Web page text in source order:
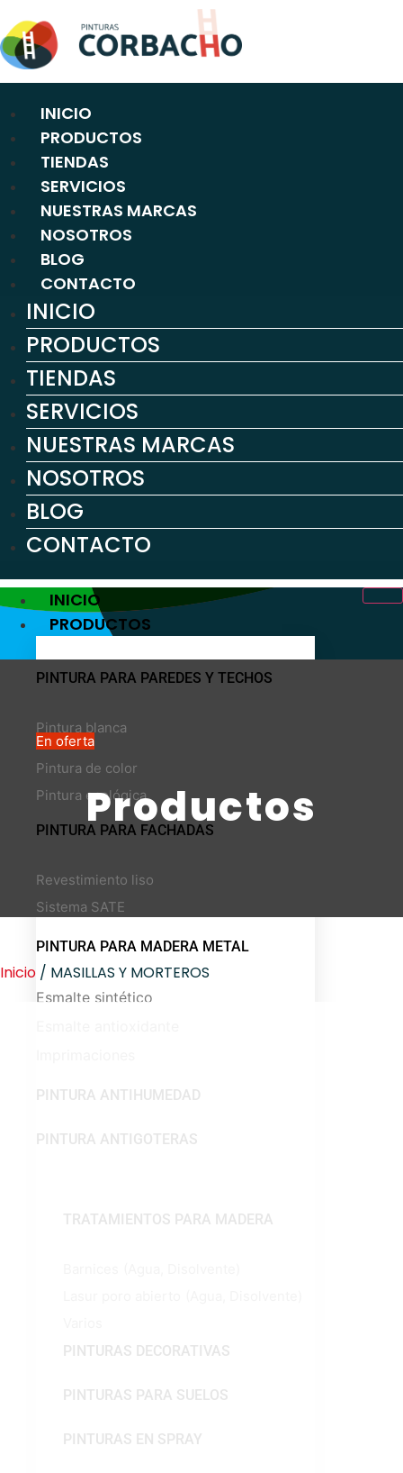
al
contenido
INICIO
PRODUCTOS
TIENDAS
SERVICIOS
NUESTRAS MARCAS
NOSOTROS
BLOG
CONTACTO
INICIO
PRODUCTOS
TIENDAS
SERVICIOS
NUESTRAS MARCAS
NOSOTROS
BLOG
CONTACTO
INICIO
PRODUCTOS
PINTURA PARA PAREDES Y TECHOS
Pintura blanca
En oferta
Pintura de color
Pintura ecológica
PINTURA PARA FACHADAS
Revestimiento liso
Sistema SATE
PINTURA PARA MADERA METAL
Esmalte sintético
PINTURA ANTIHUMEDAD
PINTURA ANTIGOTERAS
TRATAMIENTOS PARA MADERA
PINTURAS DECORATIVAS
PINTURAS PARA SUELOS
PINTURAS EN SPRAY
Productos
Inicio / MASILLAS Y MORTEROS